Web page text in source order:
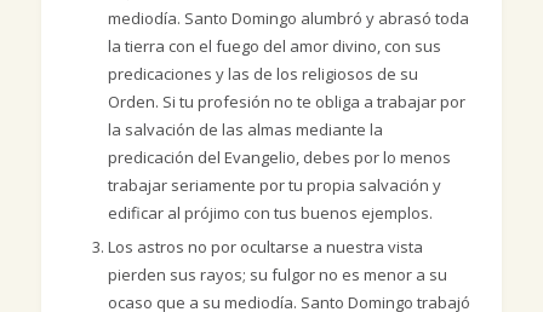
mediodía. Santo Domingo alumbró y abrasó toda
la tierra con el fuego del amor divino, con sus
predicaciones y las de los religiosos de su
Orden. Si tu profesión no te obliga a trabajar por
la salvación de las almas mediante la
predicación del Evangelio, debes por lo menos
trabajar seriamente por tu propia salvación y
edificar al prójimo con tus buenos ejemplos.
Los astros no por ocultarse a nuestra vista
pierden sus rayos; su fulgor no es menor a su
ocaso que a su mediodía. Santo Domingo trabajó